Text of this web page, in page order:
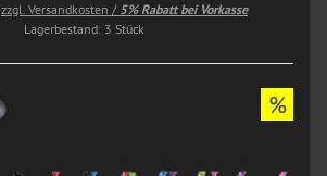
zzgl. Versandkosten / 5% Rabatt bei Vorkasse
Lagerbestand: 3 Stück
%